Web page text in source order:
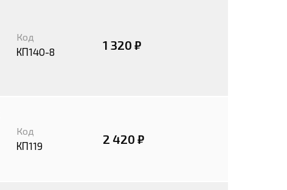
Код
КП140-8 1 320 ₽
Код
КП119 2 420 ₽